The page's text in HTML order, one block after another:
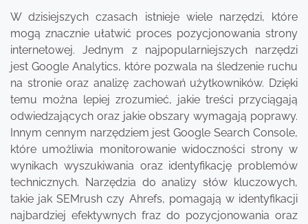
W dzisiejszych czasach istnieje wiele narzędzi, które
mogą znacznie ułatwić proces pozycjonowania strony
internetowej. Jednym z najpopularniejszych narzędzi
jest Google Analytics, które pozwala na śledzenie ruchu
na stronie oraz analizę zachowań użytkowników. Dzięki
temu można lepiej zrozumieć, jakie treści przyciągają
odwiedzających oraz jakie obszary wymagają poprawy.
Innym cennym narzędziem jest Google Search Console,
które umożliwia monitorowanie widoczności strony w
wynikach wyszukiwania oraz identyfikację problemów
technicznych. Narzędzia do analizy słów kluczowych,
takie jak SEMrush czy Ahrefs, pomagają w identyfikacji
najbardziej efektywnych fraz do pozycjonowania oraz